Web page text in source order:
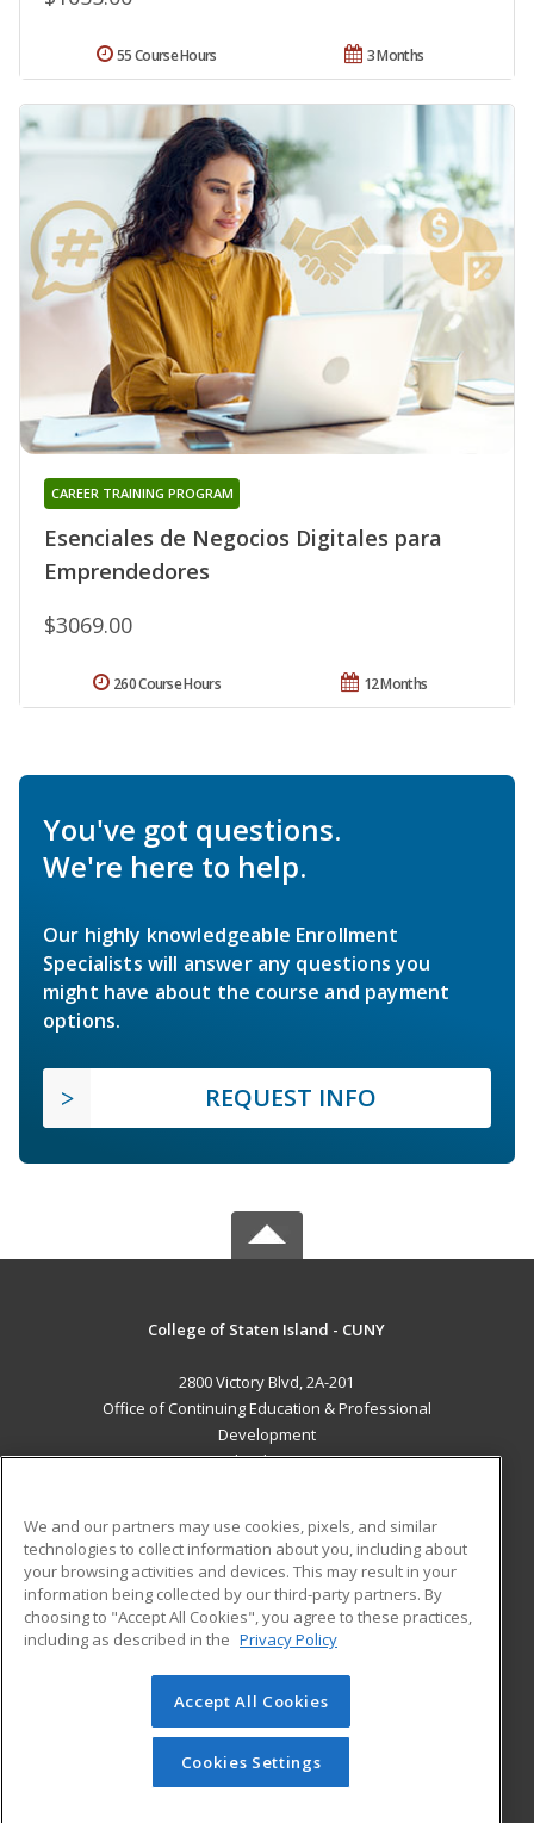
3 Months
55 Course Hours
Esenciales de Negocios Digitales para
Emprendedores
CAREER TRAINING PROGRAM
$3069.00
12 Months
260 Course Hours
You've got questions.
We're here to help.
Our highly knowledgeable Enrollment
Specialists will answer any questions you
might have about the course and payment
options.
REQUEST INFO
College of Staten Island - CUNY
2800 Victory Blvd, 2A-201
Office of Continuing Education & Professional
Development
Staten Island, NY 10314 US
Career Training
ADDITIONAL RESOURCES
Help
Student Blog
© 2026 ed2go, a division of Cengage Learning. All rights
reserved. The material on this site cannot be reproduced or
redistributed unless you have obtained prior written
permission from Cengage Learning.Privacy Policy
We and our partners may use cookies, pixels, and similar
technologies to collect information about you, including about
your browsing activities and devices. This may result in your
information being collected by our third-party partners. By
choosing to "Accept All Cookies", you agree to these practices,
including as described in the Privacy Policy
Accept All Cookies
Cookies Settings